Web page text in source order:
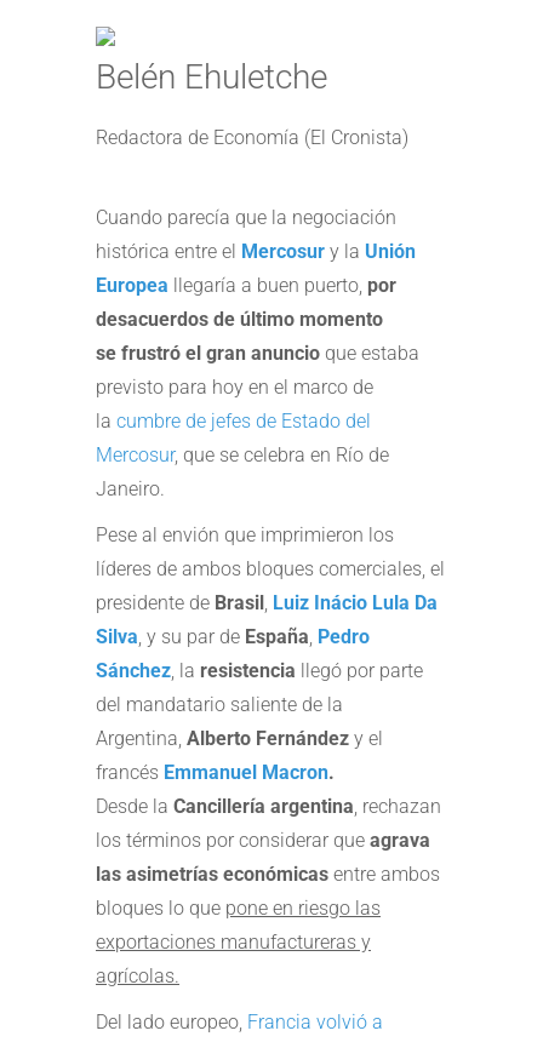
Belén Ehuletche
Redactora de Economía (El Cronista)
Cuando parecía que la negociación
histórica entre el Mercosur y la Unión
Europea llegaría a buen puerto, por
desacuerdos de último momento
se frustró el gran anuncio que estaba
previsto para hoy en el marco de
la cumbre de jefes de Estado del
Mercosur, que se celebra en Río de
Janeiro.
Pese al envión que imprimieron los
líderes de ambos bloques comerciales, el
presidente de Brasil Luiz Inácio Lula Da
Silva , y su par de España Pedro
Sánchez , la resistencia llegó por parte
del mandatario saliente de la
Argentina, Alberto Fernández y el
francés Emmanuel Macron.
Desde la Cancillería argentina , rechazan
los términos por considerar que agrava
las asimetrías económicas entre ambos
bloques lo que pone en riesgo las
exportaciones manufactureras y
agrícolas.
Del lado europeo, Francia volvió a